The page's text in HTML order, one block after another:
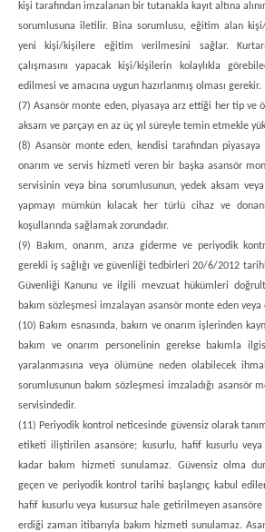
kişi tarafından imzalanan bir tutanakla kayıt altına
sorumlusuna iletilir. Bina sorumlusu, eğitim alan
yeni kişi/kişilere eğitim verilmesini sağlar.
çalışmasını yapacak kişi/kişilerin kolaylıkla
edilmesi ve amacına uygun hazırlanmış olması gerekir.
(7) Asansör monte eden, piyasaya arz ettiği her tip ve
aksam ve parçayı en az üç yıl süreyle temin etmekle
(8) Asansör monte eden, kendisi tarafından piyasaya
onarım ve servis hizmeti veren bir başka asansör
servisinin veya bina sorumlusunun, yedek aksam
yapmayı mümkün kılacak her türlü cihaz ve
koşullarında sağlamak zorundadır.
(9) Bakım, onarım, arıza giderme ve periyodik
gerekli iş sağlığı ve güvenliği tedbirleri 20/6/2012 tarihli
Güvenliği Kanunu ve ilgili mevzuat hükümleri
bakım sözleşmesi imzalayan asansör monte eden veya
(10) Bakım esnasında, bakım ve onarım işlerinden
bakım ve onarım personelinin gerekse bakımla
yaralanmasına veya ölümüne neden olabilecek
sorumlusunun bakım sözleşmesi imzaladığı asansör
servisindedir.
(11) Periyodik kontrol neticesinde güvensiz olarak
etiketi iliştirilen asansöre; kusurlu, hafif kusurlu
kadar bakım hizmeti sunulamaz. Güvensiz olma
geçen ve periyodik kontrol tarihi başlangıç kabul
hafif kusurlu veya kusursuz hale getirilmeyen
erdiği zaman itibarıyla bakım hizmeti sunulamaz.